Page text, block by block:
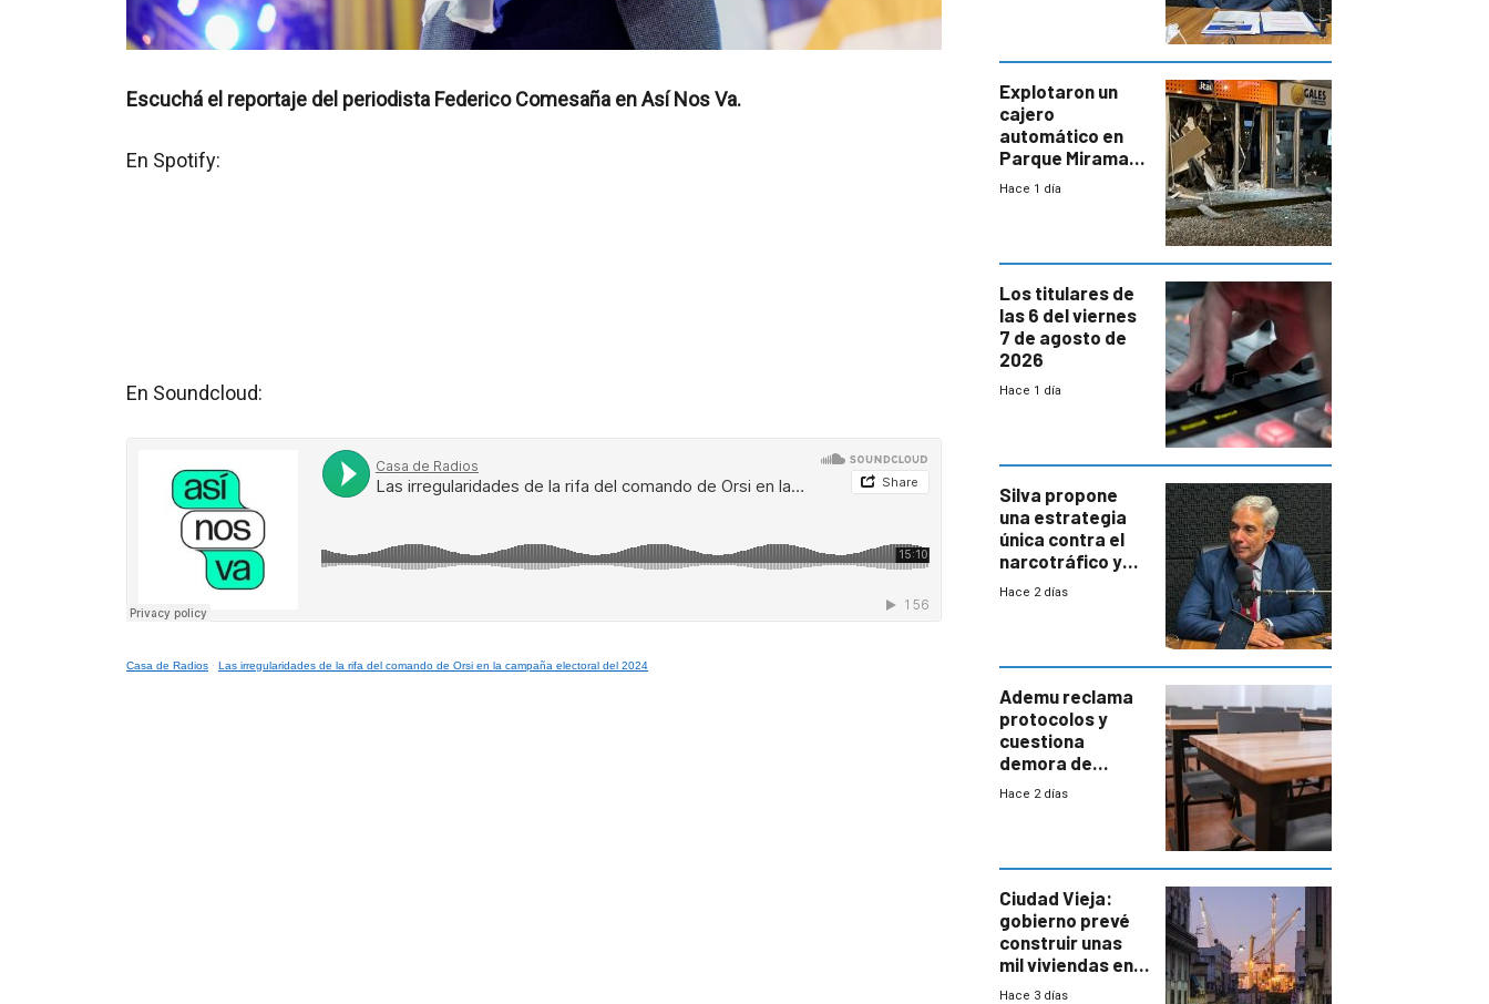
Escuchá el reportaje del periodista Federico Comesaña en Así Nos Va.
En Spotify:
En Soundcloud:
Casa de Radios · Las irregularidades de la rifa del comando de Orsi en la campaña electoral del 2024
con mayor
miedo”
Explotaron un
cajero
automático en
Parque Miramar;
hay 3 detenidos
Hace 1 día
Los titulares de
las 6 del viernes
7 de agosto de
2026
Hace 1 día
Silva propone
una estrategia
única contra el
narcotráfico y
mayor
Hace 2 días
Ademu reclama
protocolos y
cuestiona
demora de
Primaria ante
Hace 2 días
Ciudad Vieja:
gobierno prevé
construir unas
mil viviendas en
un plan de
Hace 3 días